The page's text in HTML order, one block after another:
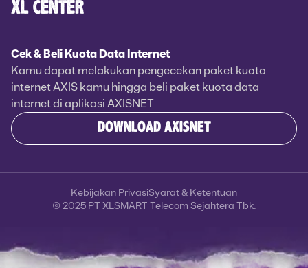
XL CENTER
Cek & Beli Kuota Data Internet
Kamu dapat melakukan pengecekan paket kuota
internet AXIS kamu hingga beli paket kuota data
internet di aplikasi AXISNET
DOWNLOAD AXISNET
© 2025 PT XLSMART Telecom Sejahtera Tbk.
Kebijakan PrivasiSyarat & Ketentuan